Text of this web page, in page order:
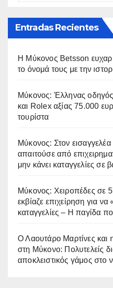
Entradas Recientes
Η Μύκονος Betsson
το όνομά τους με την
Μύκονος: Έλληνας
και Rolex αξίας 75.000
τουρίστα
Μύκονος: Στον
απαιτούσε από
μην κάνει καταγγελίες σε
Μύκονος: Χειροπέδες σε
εκβίαζε επιχείρηση για να
καταγγελίες – Η παγίδα
Ο Λαουτάρο Μαρτίνες και
στη Μύκονο: Πολυτελείς
αποκλειστικός γάμος στο